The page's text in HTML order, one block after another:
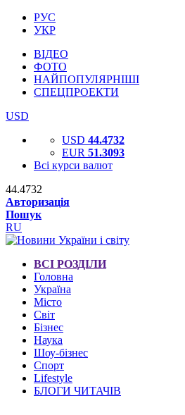
РУС
УКР
ВІДЕО
ФОТО
НАЙПОПУЛЯРНІШІ
СПЕЦПРОЕКТИ
USD
USD 44.4732
EUR 51.3093
Всі курси валют
44.4732
Авторизація
Пошук
RU
ВСІ РОЗДІЛИ
Головна
Україна
Місто
Світ
Бізнес
Наука
Шоу-бізнес
Спорт
Lifestyle
БЛОГИ ЧИТАЧІВ